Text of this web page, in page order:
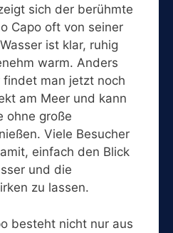
sich der berühmte
Capo oft von seiner
ist klar, ruhig
warm. Anders
man jetzt noch
am Meer und kann
ohne große
Viele Besucher
einfach den Blick
und die
zu lassen.
besteht nicht nur aus